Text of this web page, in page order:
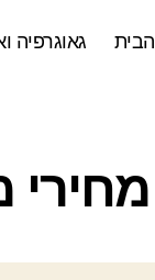
גאוגרפיה
ק
ר
מחירי